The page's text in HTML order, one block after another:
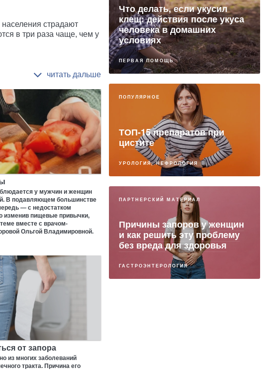
страдают
в три раза чаще, чем у
у мужчин и женщин
В подавляющем большинстве
— с недостатком
изменив пищевые привычки,
вместе с врачом-
Ольгой Владимировной.
от запора
из многих заболеваний
тракта. Причина его
Что делать, если укусил
клещ: действия после укуса
человека в домашних
условиях
ПЕРВАЯ ПОМОЩЬ
ПОПУЛЯРНОЕ
ТОП-15 препаратов при
цистите
УРОЛОГИЯ, НЕФРОЛОГИЯ
ПАРТНЕРСКИЙ МАТЕРИАЛ
Причины запоров у женщин
и как решить эту проблему
без вреда для здоровья
ГАСТРОЭНТЕРОЛОГИЯ